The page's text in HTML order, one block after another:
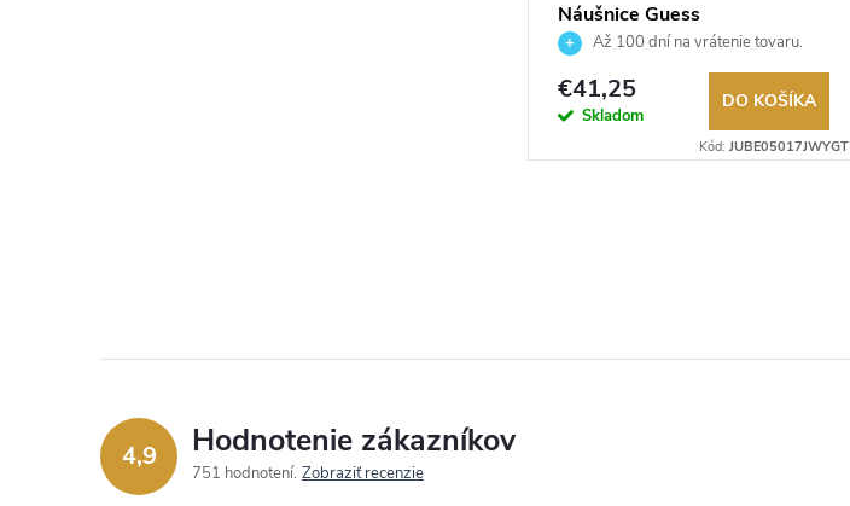
Náušnice Guess
JUBE05017JWYGT
Až 100 dní na vrátenie tovaru.
Autorizovaný predajca.
€41,25
Skladom
DO KOŠÍKA
Kód: JUBE05017JWYGT
4,9 Hodnotenie zákazníkov
751 hodnotení Zobraziť recenzie